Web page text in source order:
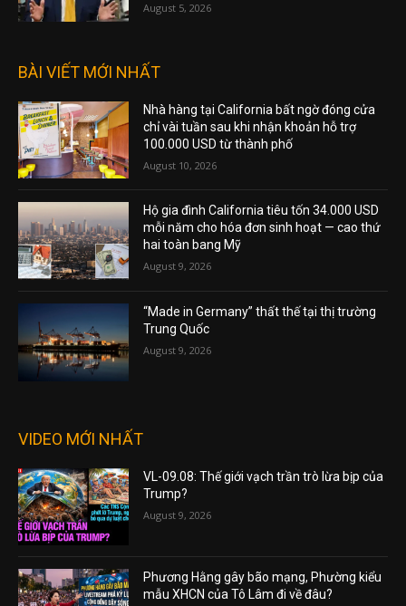
August 5, 2026
BÀI VIẾT MỚI NHẤT
Nhà hàng tại California bất ngờ đóng cửa
chỉ vài tuần sau khi nhận khoản hỗ trợ
100.000 USD từ thành phố
August 10, 2026
Hộ gia đình California tiêu tốn 34.000 USD
mỗi năm cho hóa đơn sinh hoạt — cao thứ
hai toàn bang Mỹ
August 9, 2026
“Made in Germany” thất thế tại thị trường
Trung Quốc
August 9, 2026
VIDEO MỚI NHẤT
VL-09.08: Thế giới vạch trần trò lừa bịp của
Trump?
August 9, 2026
Phương Hằng gây bão mạng, Phường kiểu
mẫu XHCN của Tô Lâm đi về đâu?